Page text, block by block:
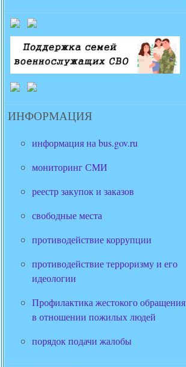
ИНФОРМАЦИЯ
информация на bus.gov.ru
мониторинг СМИ
реестр закупок и заказов
свободные места
противодействие коррупции
противодействие терроризму и его
идеологии
Профилактика жестокого обращения
в отношении пожилых людей
порядок подачи жалобы